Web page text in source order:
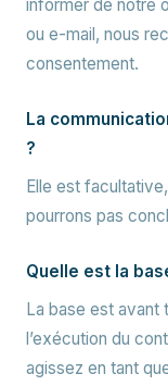
informer de notre
ou e-mail, nous
consentement.
La
?
Elle est
pourrons pas
Quelle est la
La base est avant
l’exécution du
agissez en tant